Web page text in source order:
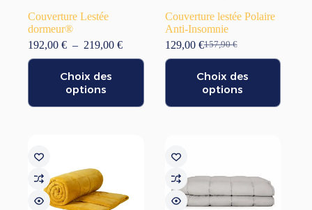
Couverture Lestée
dormeur®
192,00 € – 219,00 €Plage
de
219,00 €
Choix des
options
Ce
plusieurs
peuvent
être
choisies
la
Couverture lestée Polaire
Anti-Insomnie
157,90€
Le
prix
initial
était :
129,00 €Le
prix
actuel
est :
Choix des
options
Ce
plusieurs
peuvent
être
choisies
sur
la